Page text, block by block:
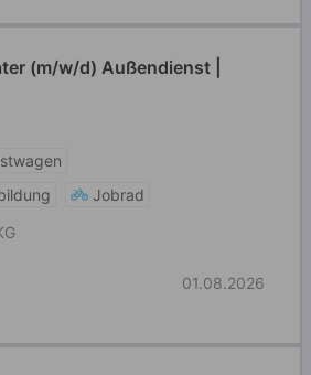
(m/w/d) Außendienst |
Jobrad
01.08.2026